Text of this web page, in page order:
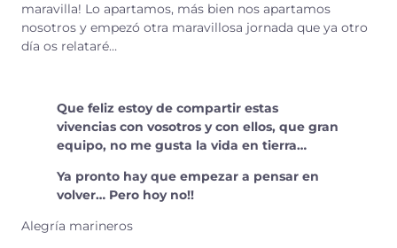
maravilla! Lo apartamos, más bien nos apartamos
nosotros y empezó otra maravillosa jornada que ya otro
día os relataré…
Que feliz estoy de compartir estas
vivencias con vosotros y con ellos, que gran
equipo, no me gusta la vida en tierra…
Ya pronto hay que empezar a pensar en
volver… Pero hoy no!!
Alegría marineros